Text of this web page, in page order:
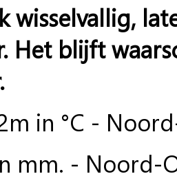
wisselvallig,
Het blijft